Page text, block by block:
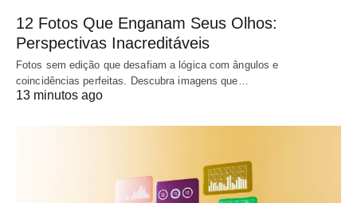
12 Fotos Que Enganam Seus Olhos:
Perspectivas Inacreditáveis
Fotos sem edição que desafiam a lógica com ângulos e
coincidências perfeitas. Descubra imagens que…
13 minutos ago